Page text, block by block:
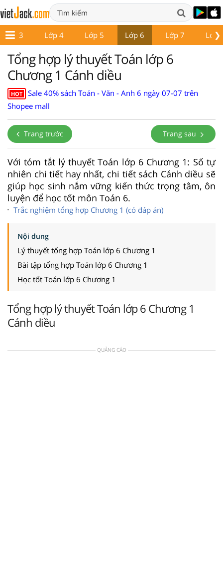
❯
Lớp 3 Lớp 4 Lớp 5 Lớp 6 Lớp 7 Lớp
Tổng hợp lý thuyết Toán lớp 6
Chương 1 Cánh diều
HOT
Sale 40% sách Toán - Văn - Anh 6 ngày 07-07 trên
Shopee mall
Trang trước Trang sau
Với tóm tắt lý thuyết Toán lớp 6 Chương 1: Số tự
nhiên chi tiết hay nhất, chi tiết sách Cánh diều sẽ
giúp học sinh nắm vững kiến thức trọng tâm, ôn
luyện để học tốt môn Toán 6.
Trắc nghiệm tổng hợp Chương 1 (có đáp án)
Nội dung
Lý thuyết tổng hợp Toán lớp 6 Chương 1
Bài tập tổng hợp Toán lớp 6 Chương 1
Học tốt Toán lớp 6 Chương 1
Tổng hợp lý thuyết Toán lớp 6 Chương 1
Cánh diều
QUẢNG CÁO